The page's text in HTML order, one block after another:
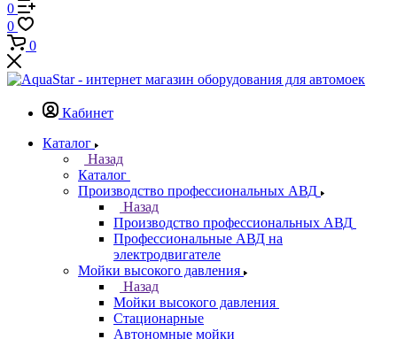
0
0
0
Кабинет
Каталог
Назад
Каталог
Производство профессиональных АВД
Назад
Производство профессиональных АВД
Профессиональные АВД на
электродвигателе
Мойки высокого давления
Назад
Мойки высокого давления
Стационарные
Автономные мойки